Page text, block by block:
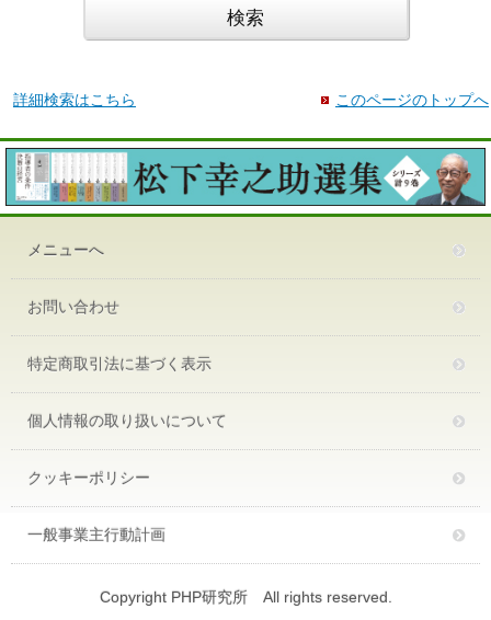
詳細検索はこちら このページのトップへ
メニューへ
お問い合わせ
特定商取引法に基づく表示
個人情報の取り扱いについて
クッキーポリシー
一般事業主行動計画
Copyright PHP研究所 All rights reserved.